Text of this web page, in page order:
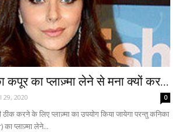
कपूर का प्लाज़्मा लेने से मना क्यों कर...
29, 2020 0
ठीक करने के लिए प्लाज़्मा का उपयोग किया जायेगा परन्तु कनिका
प्लाज़्मा लेने...